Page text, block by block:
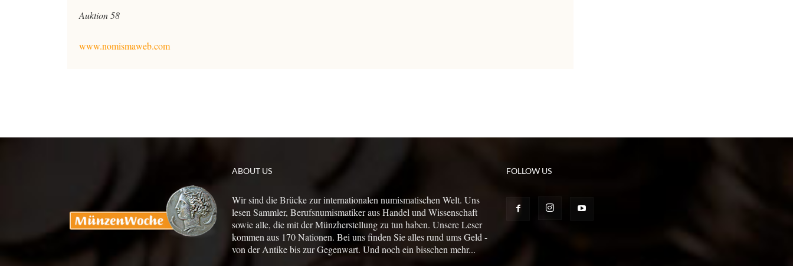
Auktion 58
www.nomismaweb.com
ABOUT US
Wir sind die Brücke zur internationalen numismatischen Welt. Uns
lesen Sammler, Berufsnumismatiker aus Handel und Wissenschaft
sowie alle, die mit der Münzherstellung zu tun haben. Unsere Leser
kommen aus 170 Nationen. Bei uns finden Sie alles rund ums Geld -
von der Antike bis zur Gegenwart. Und noch ein bisschen mehr...
FOLLOW US